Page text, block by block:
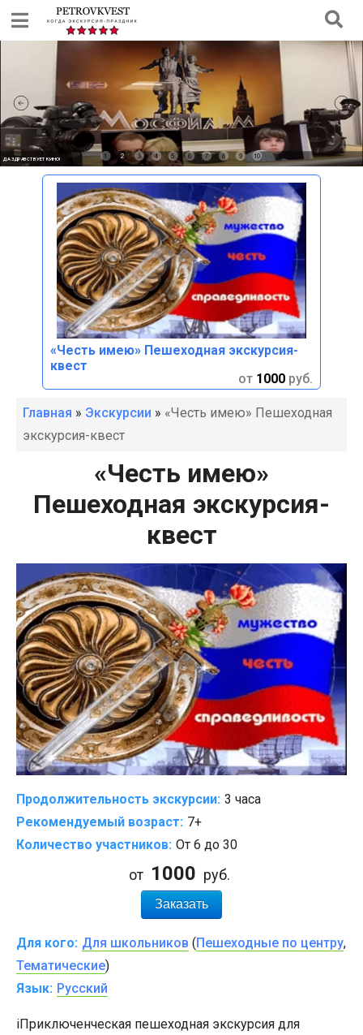
ДА ЗДРАВСТВУЕТ КИНО! 1 2 3 4 5 6 7 8 9 10
«Честь имею» Пешеходная экскурсия-
квест
от 1000 руб.
Главная » Экскурсии » «Честь имею» Пешеходная
экскурсия-квест
«Честь имею»
Пешеходная экскурсия-
квест
Продолжительность экскурсии: 3 часа
Рекомендуемый возраст: 7+
Количество участников: От 6 до 30
от 1000 руб.
Заказать
Для кого: Для школьников ( Пешеходные по центру,
Тематические)
Язык: Русский
іПриключенческая пешеходная экскурсия для